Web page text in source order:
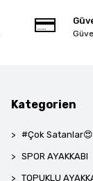
Kategorien
#Çok Satanlar😍
SPOR AYAKKABI
TOPUKLU